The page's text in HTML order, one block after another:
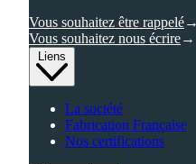
Liens
La société
Fabrication Française
Nos certifications
Vous souhaitez être rappelé
Vous souhaitez nous écrire